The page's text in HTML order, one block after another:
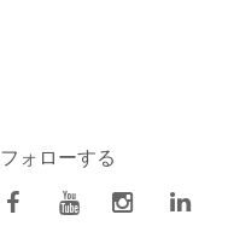
フォローする
facebookYoutubeInstagram